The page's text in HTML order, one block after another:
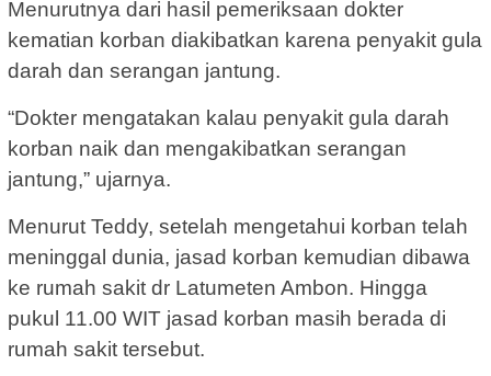
Menurutnya dari hasil pemeriksaan dokter
kematian korban diakibatkan karena penyakit gula
darah dan serangan jantung.
“Dokter mengatakan kalau penyakit gula darah
korban naik dan mengakibatkan serangan
jantung,” ujarnya.
Menurut Teddy, setelah mengetahui korban telah
meninggal dunia, jasad korban kemudian dibawa
ke rumah sakit dr Latumeten Ambon. Hingga
pukul 11.00 WIT jasad korban masih berada di
rumah sakit tersebut.